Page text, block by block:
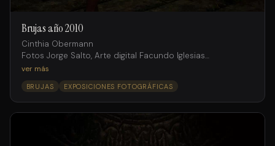
Brujas año 2010
Cinthia Obermann
Fotos Jorge Salto, Arte digital Facundo Iglesias
Agencia Internacional Models
Producción
Mariana Solís
ver más
BRUJAS EXPOSICIONES FOTOGRÁFICAS